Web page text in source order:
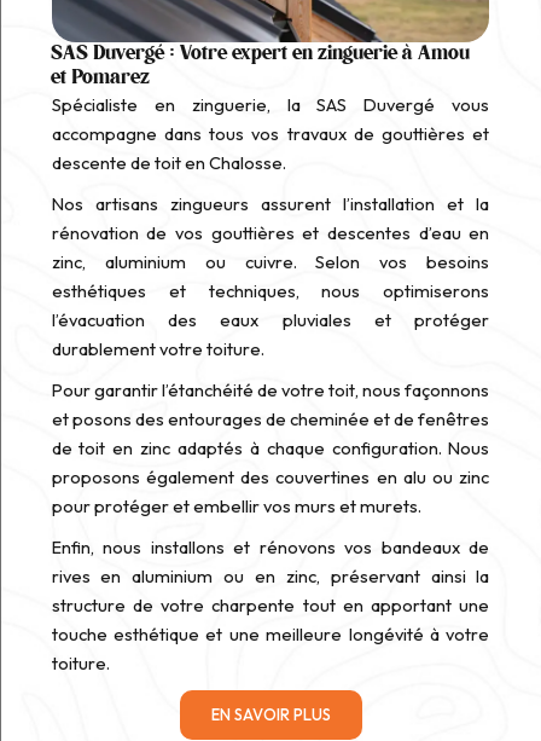
SAS Duvergé : Votre expert en zinguerie à Amou
et Pomarez
Spécialiste en zinguerie, la SAS Duvergé vous
accompagne dans tous vos travaux de gouttières et
descente de toit en Chalosse.
Nos artisans zingueurs assurent l’installation et la
rénovation de vos gouttières et descentes d’eau en
zinc, aluminium ou cuivre. Selon vos besoins
esthétiques et techniques, nous optimiserons
l’évacuation des eaux pluviales et protéger
durablement votre toiture.
Pour garantir l’étanchéité de votre toit, nous façonnons
et posons des entourages de cheminée et de fenêtres
de toit en zinc adaptés à chaque configuration. Nous
proposons également des couvertines en alu ou zinc
pour protéger et embellir vos murs et murets.
Enfin, nous installons et rénovons vos bandeaux de
rives en aluminium ou en zinc, préservant ainsi la
structure de votre charpente tout en apportant une
touche esthétique et une meilleure longévité à votre
toiture.
EN SAVOIR PLUS